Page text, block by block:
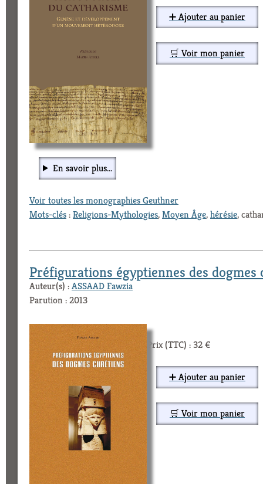
➕ Ajouter au panier
🛒 Voir mon panier
En savoir plus...
Voir toutes les monographies Geuthner
Mots-clés:Religions-Mythologies,Moyen Âge,hérésie,
Préfigurations égyptiennes des dogmes
Auteur(s) :ASSAAD Fawzia
Parution : 2013
Prix (TTC) : 32 €
➕ Ajouter au panier
🛒 Voir mon panier